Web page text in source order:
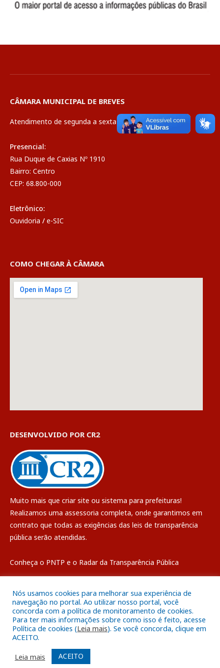
CÂMARA MUNICIPAL DE BREVES
Atendimento de segunda a sexta de 08:00 às 14:00
Presencial:
Rua Duque de Caxias Nº 1910
Bairro: Centro
CEP: 68.800-000
Eletrônico:
Ouvidoria / e-SIC
COMO CHEGAR À CÂMARA
DESENVOLVIDO POR CR2
Muito mais que criar site ou sistema para prefeituras!
Realizamos uma assessoria completa, onde garantimos em
contrato que todas as exigências das leis de transparência
pública serão atendidas.
Conheça o PNTP e o Radar da Transparência Pública
Todos os direitos reservados a Câmara Municipal de Breves
Mapa do Site
Acessar o Webmail
Nós usamos cookies para melhorar sua experiência de
navegação no portal. Ao utilizar nosso portal, você
concorda com a política de monitoramento de cookies.
Para ter mais informações sobre como isso é feito, acesse
Política de cookies (Leia mais). Se você concorda, clique em
ACEITO.
Leia mais
ACEITO